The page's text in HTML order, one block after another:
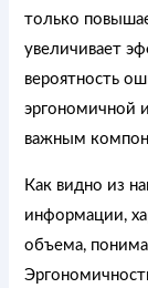
только
увеличивает
вероятность
эргономичной
важным
Как видно из
информации,
объема,